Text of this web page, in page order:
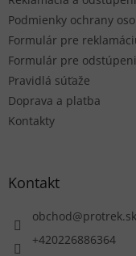
Podmienky ochrany
Formulár pre
Formulár pre
Pravidlá súťaže
Doprava a platba
Kontakty
Kontakt
obchod@protrek.sk
+420226886364